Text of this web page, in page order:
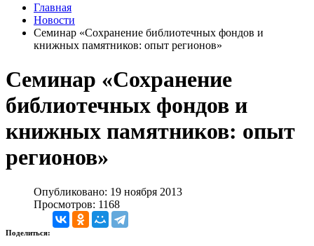
Главная
Новости
Семинар «Сохранение библиотечных фондов и
книжных памятников: опыт регионов»
Семинар «Сохранение
библиотечных фондов и
книжных памятников: опыт
регионов»
Опубликовано: 19 ноября 2013
Просмотров: 1168
Поделиться: